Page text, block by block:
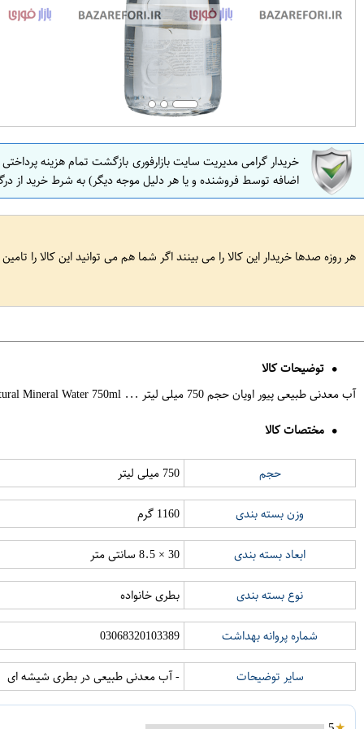
خریدار گرامی مدیریت سایت بازارفوری بازگشت تمام هزینه
اضافه توسط فروشنده و یا هر دلیل موجه دیگر) به شرط خرید از
هر روزه صدها خریدار این کالا را می بینند اگر شما هم می توانید این کالا را
توضیحات کالا
آب معدنی طبیعی پیور اویان حجم 750 میلی لیتر ... Evian Pure Natural Mineral Water 750ml
مختصات کالا
حجم 750 میلی لیتر
وزن بسته بندی 1160 گرم
ابعاد بسته بندی 30 × 8.5 سانتی متر
نوع بسته بندی بطری خانواده
شماره پروانه بهداشت 03068320103389
سایر توضیحات - آب معدنی طبیعی در بطری شیشه ای